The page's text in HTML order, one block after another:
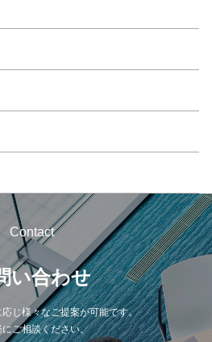
Contact
い合わせ
じ様々なご提案が可能です。
にご相談ください。